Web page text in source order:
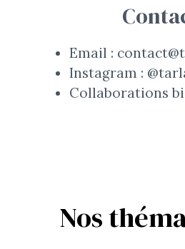
Email :
Instagram :
Collaborations
Nos